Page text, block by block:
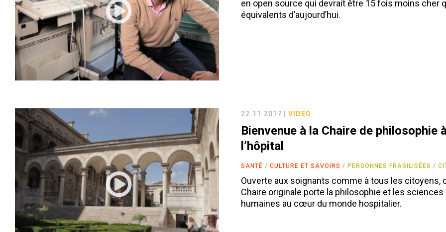
en open source qui devrait être 15 fois moins cher
équivalents d’aujourd’hui.
22.11.2017 |VIDEO
Bienvenue à la Chaire de philosophie à
l’hôpital
SANTÉ CULTURE ET SAVOIRS PERSONNES FRAGILISÉES
Ouverte aux soignants comme à tous les citoyens,
Chaire originale porte la philosophie et les sciences
humaines au cœur du monde hospitalier.